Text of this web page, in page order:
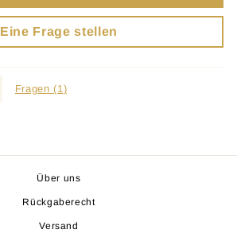
Eine Frage stellen
Fragen (1 )
Über uns
Rückgaberecht
Versand